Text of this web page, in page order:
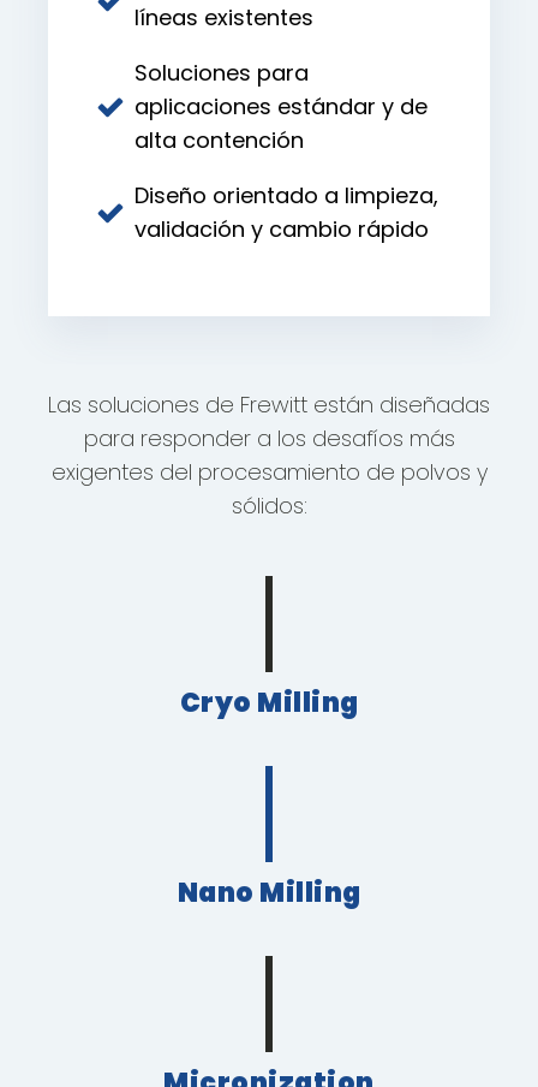
líneas existentes
Soluciones para
aplicaciones estándar y de
alta contención
Diseño orientado a limpieza,
validación y cambio rápido
Las soluciones de Frewitt están diseñadas
para responder a los desafíos más
exigentes del procesamiento de polvos y
sólidos:
Cryo Milling
Nano Milling